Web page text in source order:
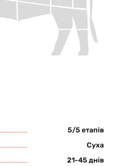
5/5 етапів
Суха
21-45 днів